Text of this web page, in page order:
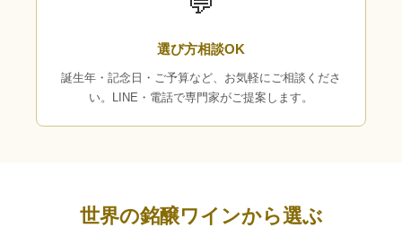
選び方相談OK
誕生年・記念日・ご予算など、お気軽にご相談くださ
い。LINE・電話で専門家がご提案します。
世界の銘醸ワインから選ぶ